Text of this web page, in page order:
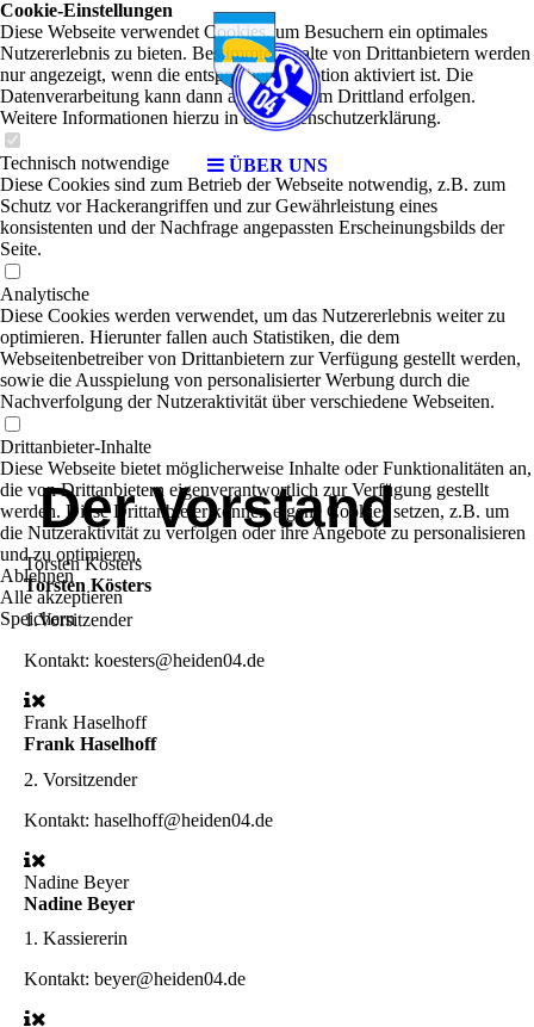
ÜBER UNS
Der Vorstand
Torsten Kösters
Torsten Kösters
1.Vorsitzender
Kontakt: koesters@heiden04.de
Frank Haselhoff
Frank Haselhoff
2. Vorsitzender
Kontakt: haselhoff@heiden04.de
Nadine Beyer
Nadine Beyer
1. Kassiererin
Kontakt: beyer@heiden04.de
Cookie-Einstellungen
Diese Webseite verwendet Cookies, um Besuchern ein optimales
Nutzererlebnis zu bieten. Bestimmte Inhalte von Drittanbietern werden
nur angezeigt, wenn die entsprechende Option aktiviert ist. Die
Datenverarbeitung kann dann auch in einem Drittland erfolgen.
Weitere Informationen hierzu in der Datenschutzerklärung.
Technisch notwendige
Diese Cookies sind zum Betrieb der Webseite notwendig, z.B. zum
Schutz vor Hackerangriffen und zur Gewährleistung eines
konsistenten und der Nachfrage angepassten Erscheinungsbilds der
Seite.
Analytische
Diese Cookies werden verwendet, um das Nutzererlebnis weiter zu
optimieren. Hierunter fallen auch Statistiken, die dem
Webseitenbetreiber von Drittanbietern zur Verfügung gestellt werden,
sowie die Ausspielung von personalisierter Werbung durch die
Nachverfolgung der Nutzeraktivität über verschiedene Webseiten.
Drittanbieter-Inhalte
Diese Webseite bietet möglicherweise Inhalte oder Funktionalitäten an,
die von Drittanbietern eigenverantwortlich zur Verfügung gestellt
werden. Diese Drittanbieter können eigene Cookies setzen, z.B. um
die Nutzeraktivität zu verfolgen oder ihre Angebote zu personalisieren
und zu optimieren.
Ablehnen
Alle akzeptieren
Speichern